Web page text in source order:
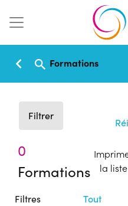
Formations
Filtrer
0
Formations
la liste
Filtres
Tout